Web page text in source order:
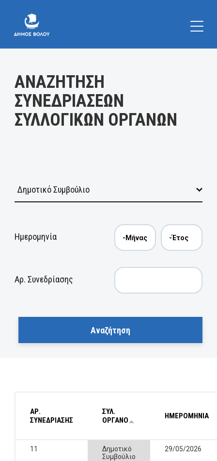
ΑΝΑΖΗΤΗΣΗ
ΣΥΝΕΔΡΙΑΣΕΩΝ
ΣΥΛΛΟΓΙΚΩΝ ΟΡΓΑΝΩΝ
Ημερομηνία
Αρ. Συνεδρίασης
ΑΡ.
ΣΥΝΕΔΡΙΑΣΗΣ
ΣΥΛ.
ΟΡΓΑΝΟ
ΗΜΕΡΟΜΗΝΙΑ
11
Δημοτικό
Συμβούλιο
29/05/2026